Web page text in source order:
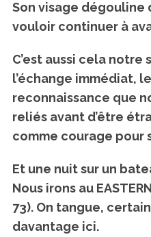
Son visage
vouloir continuer à
C’est aussi cela notre
l’échange immédiat,
reconnaissance que
reliés avant d’être
comme courage pour
Et une nuit sur un
Nous irons au
73). On tangue,
davantage ici.